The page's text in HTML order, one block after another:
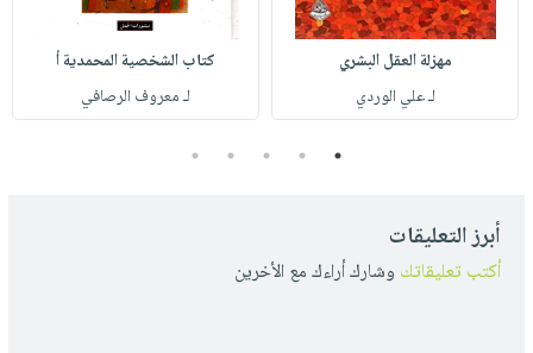
مهزلة العقل البشري
لـ علي الوردي
كتاب الشخصية المحمدية أ
لـ معروف الرصافي
1
2
3
4
5
أبرز التعليقات
أكتب تعليقاتك وشارك أراءك مع الأخرين